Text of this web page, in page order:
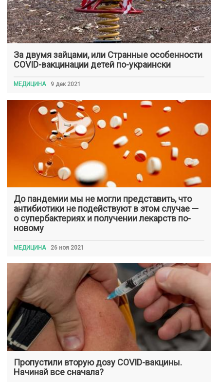
За двумя зайцами, или Странные особенности
COVID-вакцинации детей по-украински
МЕДИЦИНА 9 дек 2021
До пандемии мы не могли представить, что
антибиотики не подействуют в этом случае —
о супербактериях и получении лекарств по-
новому
МЕДИЦИНА 26 ноя 2021
Пропустили вторую дозу COVID-вакцины.
Начинай все сначала?